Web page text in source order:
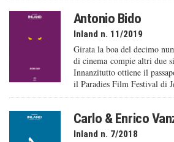
Antonio Bido
Inland n. 11/2019
Girata la boa del decimo
di cinema compie altri due
Innanzitutto ottiene il
il Paradies Film Festival di
Carlo & Enrico
Inland n. 7/2018